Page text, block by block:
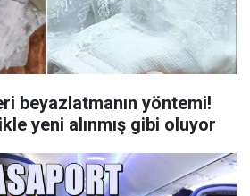
beyazlatmanın yöntemi!
yeni alınmış gibi oluyor